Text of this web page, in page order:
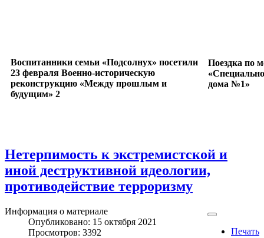
Воспитанники семьи «Подсолнух» посетили
23 февраля Военно-историческую
реконструкцию «Между прошлым и
будущим» 2
Поездка по
дома №1»
Нетерпимость к экстремистской и
иной деструктивной идеологии,
противодействие терроризму
Печать
Информация о материале
Опубликовано: 15 октября 2021
Просмотров: 3392